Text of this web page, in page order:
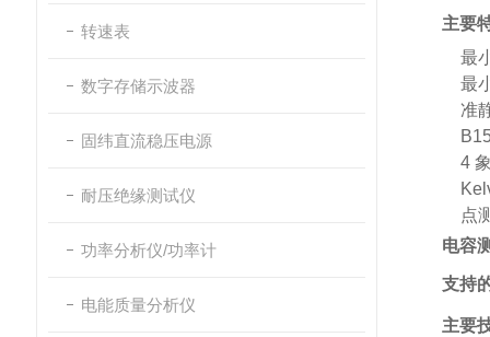
转速表
数字存储示波器
固纬直流稳压电源
耐压绝缘测试仪
功率分析仪/功率计
电能质量分析仪
主要
最
最
准
4
点
电容
支持
主要